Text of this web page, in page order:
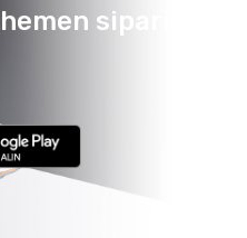
sipariş